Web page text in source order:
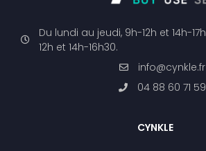
Du lundi au jeudi, 9h-12h et 14h-
12h et 14h-16h30.
info@cynkle.fr
04 88 60 71 59
CYNKLE